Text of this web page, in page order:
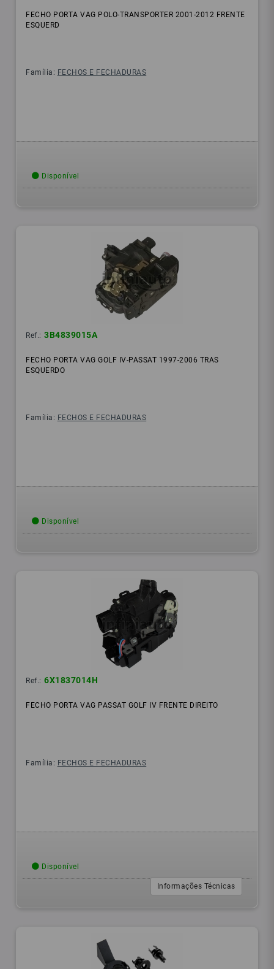
FECHO PORTA VAG POLO-TRANSPORTER 2001-2012 FRENTE
ESQUERD
Família: FECHOS E FECHADURAS
Disponível
Ref.: 3B4839015A
FECHO PORTA VAG GOLF IV-PASSAT 1997-2006 TRAS
ESQUERDO
Família: FECHOS E FECHADURAS
Disponível
Ref.: 6X1837014H
FECHO PORTA VAG PASSAT GOLF IV FRENTE DIREITO
Família: FECHOS E FECHADURAS
Disponível
Informações Técnicas